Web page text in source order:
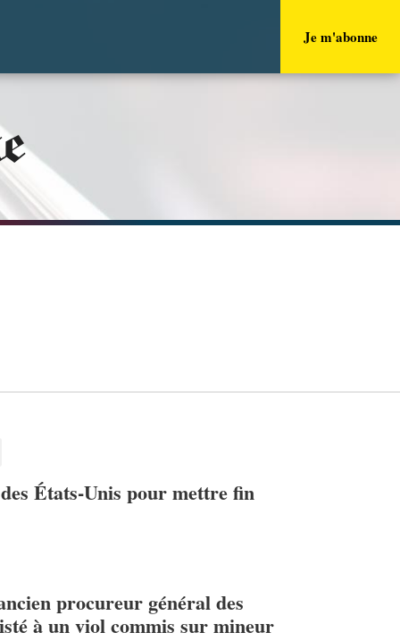
Je m'abonne
États-Unis pour mettre fin
procureur général des
à un viol commis sur mineur